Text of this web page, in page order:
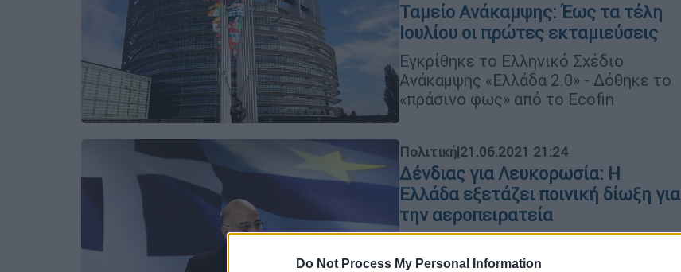
Do Not Process My Personal Information
Ταμείο Ανάκαμψης: Έως τα τέλη
Ιουλίου οι πρώτες εκταμιεύσεις
Εγκρίθηκε το Ελληνικό Σχέδιο
Ανάκαμψης «Ελλάδα 2.0» - Δόθηκε το
«πράσινο φως» από το Ecofin
Πολιτική|21.06.2021 21:24
Δένδιας για Λευκορωσία: Η
Ελλάδα εξετάζει ποινική δίωξη για
την αεροπειρατεία
πειρατείας του αεροσκάφους της